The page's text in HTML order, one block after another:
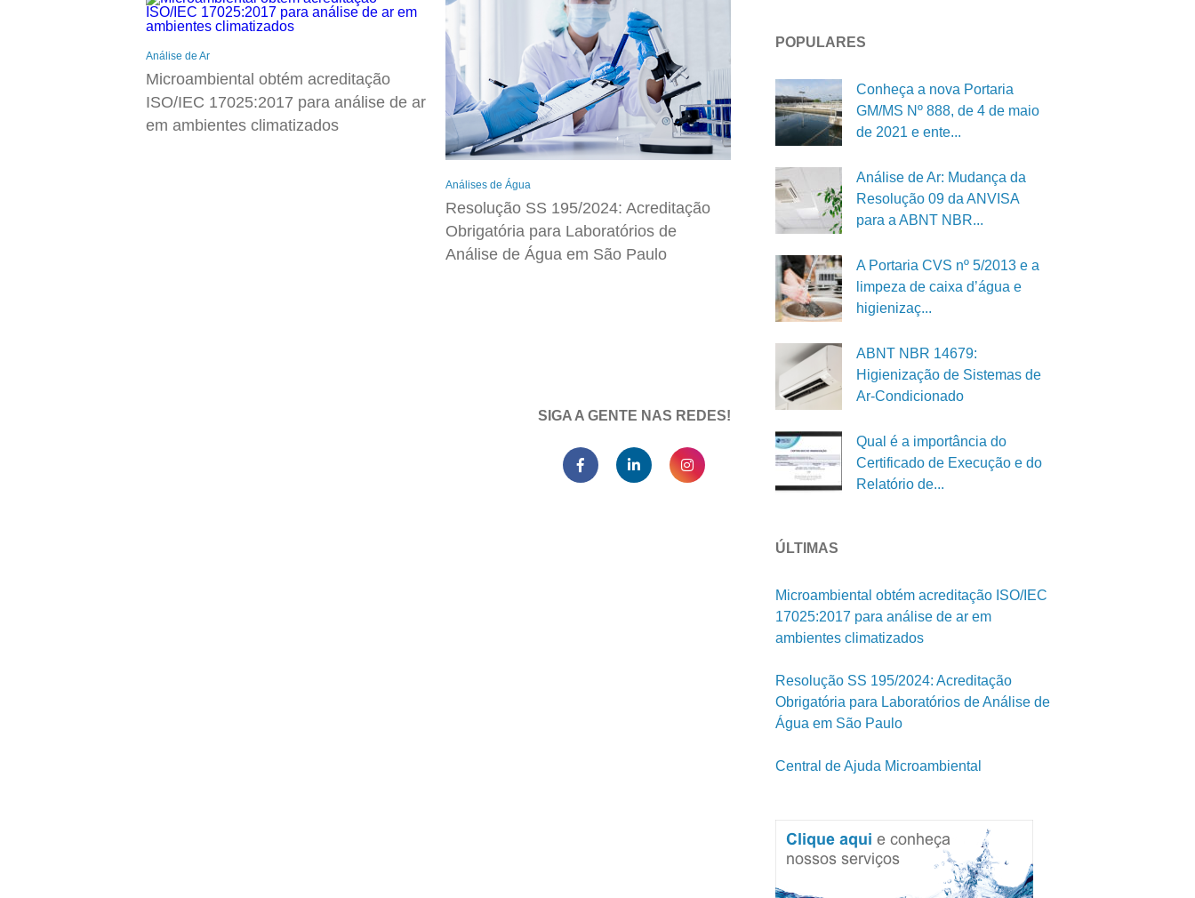
Análise de Ar
Microambiental obtém acreditação
ISO/IEC 17025:2017 para análise de ar
em ambientes climatizados
Análises de Água
Resolução SS 195/2024: Acreditação
Obrigatória para Laboratórios de
Análise de Água em São Paulo
SIGA A GENTE NAS REDES!
POPULARES
Conheça a nova Portaria
GM/MS Nº 888, de 4 de maio
de 2021 e ente...
Análise de Ar: Mudança da
Resolução 09 da ANVISA
para a ABNT NBR...
A Portaria CVS nº 5/2013 e a
limpeza de caixa d’água e
higienizaç...
ABNT NBR 14679:
Higienização de Sistemas de
Ar-Condicionado
Qual é a importância do
Certificado de Execução e do
Relatório de...
ÚLTIMAS
Microambiental obtém acreditação ISO/IEC
17025:2017 para análise de ar em
ambientes climatizados
Resolução SS 195/2024: Acreditação
Obrigatória para Laboratórios de Análise de
Água em São Paulo
Central de Ajuda Microambiental